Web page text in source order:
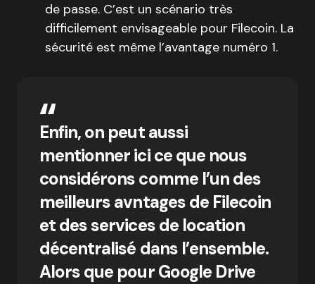
de passe. C’est un scénario très
difficilement envisageable pour Filecoin. La
sécurité est même l’avantage numéro 1.
Enfin, on peut aussi
mentionner ici ce que nous
considérons comme l’un des
meilleurs avntages de Filecoin
et des services de location
décentralisé dans l’ensemble.
Alors que pour Google Drive